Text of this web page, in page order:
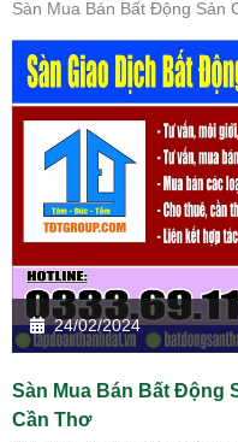
Sàn Mua Bán Bất Động Sản
24/02/2024
Sàn Mua Bán Bất Động
Cần Thơ